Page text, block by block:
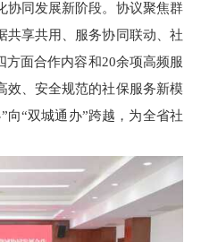
协同发展新阶段。协议聚焦群
共享共用、服务协同联动、社
方面合作内容和20余项高频服
效、安全规范的社保服务新模
向“双城通办”跨越，为全省社